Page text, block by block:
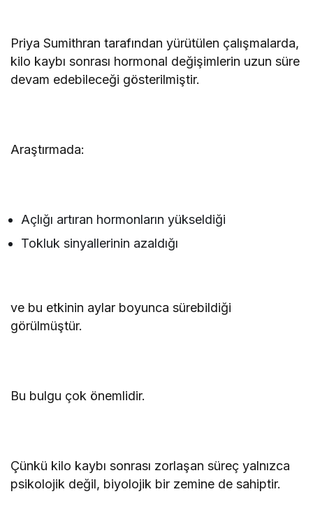
Priya Sumithran tarafından yürütülen çalışmalarda,
kilo kaybı sonrası hormonal değişimlerin uzun süre
devam edebileceği gösterilmiştir.
Araştırmada:
Açlığı artıran hormonların yükseldiği
Tokluk sinyallerinin azaldığı
ve bu etkinin aylar boyunca sürebildiği
görülmüştür.
Bu bulgu çok önemlidir.
Çünkü kilo kaybı sonrası zorlaşan süreç yalnızca
psikolojik değil, biyolojik bir zemine de sahiptir.